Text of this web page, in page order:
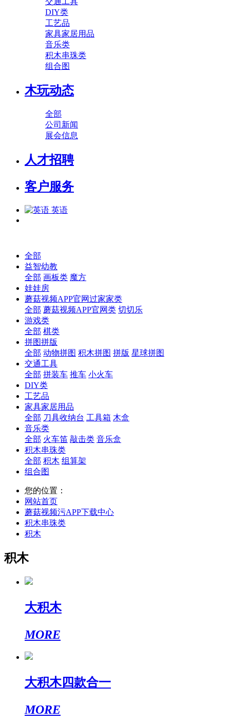
DIY类
工艺品
家具家居用品
音乐类
积木串珠类
组合图
木玩动态
全部
公司新闻
展会信息
人才招聘
客户服务
英语
全部
益智幼教
全部 画板类 魔方
娃娃房
蘑菇视频APP官网过家家类
全部 蘑菇视频APP官网类 切切乐
游戏类
全部 棋类
拼图拼版
全部 动物拼图 积木拼图 拼版 星球拼图
交通工具
全部 拼装车 推车 小火车
DIY类
工艺品
家具家居用品
全部 刀具收纳台 工具箱 木盒
音乐类
全部 火车笛 敲击类 音乐盒
积木串珠类
全部 积木 组算架
组合图
您的位置：
网站首页
蘑菇视频污APP下载中心
积木串珠类
积木
积木
大积木
MORE
大积木四款合一
MORE